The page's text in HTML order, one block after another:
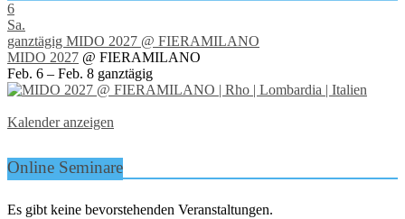
6
Sa.
ganztägig MIDO 2027 @ FIERAMILANO
MIDO 2027 @ FIERAMILANO
Feb. 6 – Feb. 8 ganztägig
Kalender anzeigen
Online Seminare
Es gibt keine bevorstehenden Veranstaltungen.